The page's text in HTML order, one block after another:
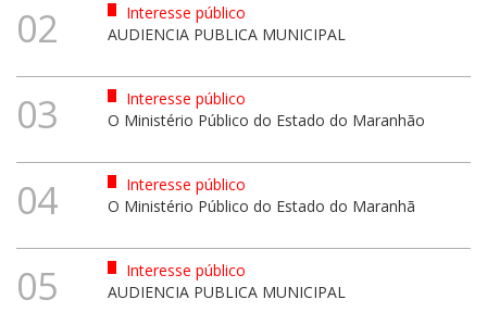
02
Interesse público
AUDIENCIA PUBLICA MUNICIPAL
03
Interesse público
O Ministério Público do Estado do Maranhão
04
Interesse público
O Ministério Público do Estado do Maranhã
05
Interesse público
AUDIENCIA PUBLICA MUNICIPAL